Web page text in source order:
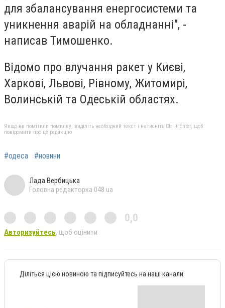
для збалансування енергосистеми та
уникнення аварій на обладнанні", -
написав Тимошенко.
Відомо про влучання ракет у Києві,
Харкові, Львові, Рівному, Житомирі,
Волинській та Одеській областях.
Якщо ви помітили помилку, виділіть необхідний текст і натисніть Ctrl + Enter, щоб
повідомити про це редакцію
#одеса #новини
Лада Вербицька
Головна редакторка 048.ua
0,0
Авторизуйтесь, щоб оцінити
Діліться цією новиною та підписуйтесь на наші канали